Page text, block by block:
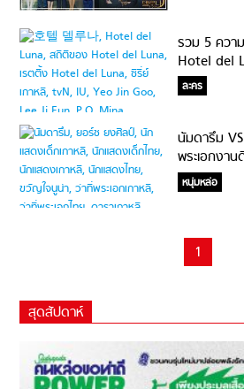
รวม 5 ควา
Hotel del
ประจำปี 2019
ละคร
นัมดารึม
พระเอกงา
เหล่าพี่สาวก
หนุ่มหล่อ
1
สุดสัปดาห์